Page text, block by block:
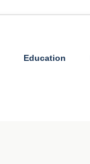
Education